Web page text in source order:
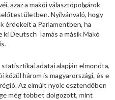
azaz a makói választópolgárok
Nyilvánvaló, hogy
érdekeit a Parlamentben, ha
Deutsch Tamás a másik Makó
adatai alapján elmondta,
három is magyarországi, és e
Az elmúlt nyolc esztendőben
még többet dolgozott, mint